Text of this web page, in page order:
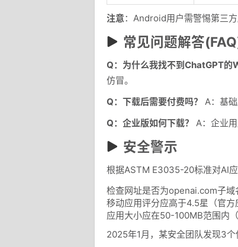
注意：Android用户需警惕第三
常见问题解答
Q：为什么我找不到ChatGPT的
仿冒。
Q：下载后需要付费吗？
A：基
Q：企业版如何下载？
A：企业
安全警示
根据ASTM E3035-20标准对AI
检查网址是否为openai.com子域
移动应用评分应高于4.5星（官方
应用大小应在50-100MB范围内
2025年1月，某安全团队发现3